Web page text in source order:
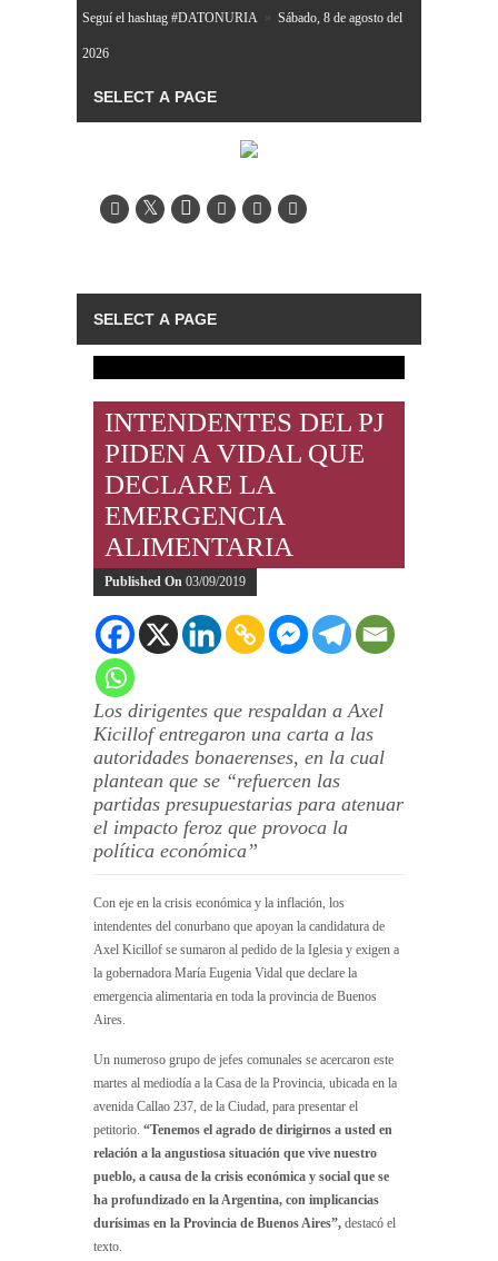
Seguí el hashtag #DATONURIA » Sábado, 8 de agosto del
2026
INTENDENTES DEL PJ
PIDEN A VIDAL QUE
DECLARE LA
EMERGENCIA
ALIMENTARIA
Published On 03/09/2019
Los dirigentes que respaldan a Axel
Kicillof entregaron una carta a las
autoridades bonaerenses, en la cual
plantean que se “refuercen las
partidas presupuestarias para atenuar
el impacto feroz que provoca la
política económica”
Con eje en la crisis económica y la inflación, los
intendentes del conurbano que apoyan la candidatura de
Axel Kicillof se sumaron al pedido de la Iglesia y exigen a
la gobernadora María Eugenia Vidal que declare la
emergencia alimentaria en toda la provincia de Buenos
Aires.
Un numeroso grupo de jefes comunales se acercaron este
martes al mediodía a la Casa de la Provincia, ubicada en la
avenida Callao 237, de la Ciudad, para presentar el
petitorio. “Tenemos el agrado de dirigirnos a usted en
relación a la angustiosa situación que vive nuestro
pueblo, a causa de la crisis económica y social que se
ha profundizado en la Argentina, con implicancias
durísimas en la Provincia de Buenos Aires”, destacó el
texto.